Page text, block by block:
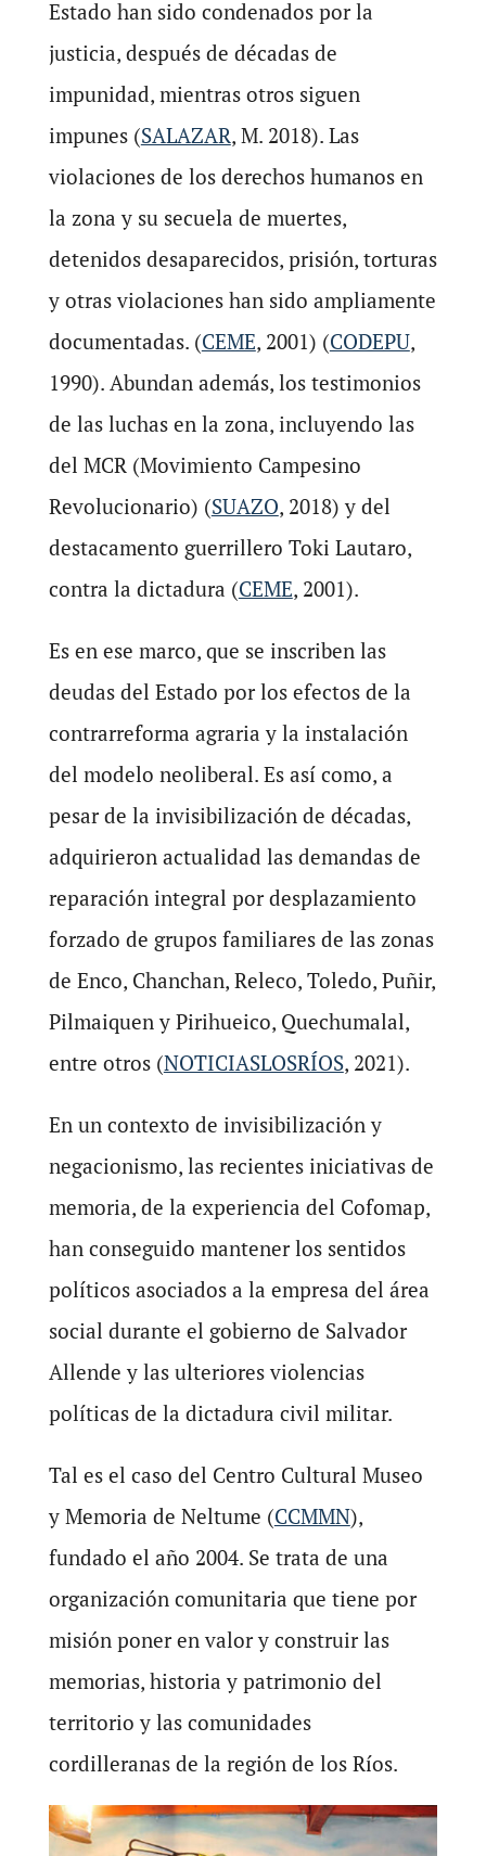
Estado han sido condenados por la
justicia, después de décadas de
impunidad, mientras otros siguen
impunes (SALAZAR, M. 2018). Las
violaciones de los derechos humanos en
la zona y su secuela de muertes,
detenidos desaparecidos, prisión, torturas
y otras violaciones han sido ampliamente
documentadas. (CEME, 2001) (CODEPU,
1990). Abundan además, los testimonios
de las luchas en la zona, incluyendo las
del MCR (Movimiento Campesino
Revolucionario) (SUAZO, 2018) y del
destacamento guerrillero Toki Lautaro,
contra la dictadura (CEME, 2001).
Es en ese marco, que se inscriben las
deudas del Estado por los efectos de la
contrarreforma agraria y la instalación
del modelo neoliberal. Es así como, a
pesar de la invisibilización de décadas,
adquirieron actualidad las demandas de
reparación integral por desplazamiento
forzado de grupos familiares de las zonas
de Enco, Chanchan, Releco, Toledo, Puñir,
Pilmaiquen y Pirihueico, Quechumalal,
entre otros (NOTICIASLOSRÍOS, 2021).
En un contexto de invisibilización y
negacionismo, las recientes iniciativas de
memoria, de la experiencia del Cofomap,
han conseguido mantener los sentidos
políticos asociados a la empresa del área
social durante el gobierno de Salvador
Allende y las ulteriores violencias
políticas de la dictadura civil militar.
Tal es el caso del Centro Cultural Museo
y Memoria de Neltume (CCMMN),
fundado el año 2004. Se trata de una
organización comunitaria que tiene por
misión poner en valor y construir las
memorias, historia y patrimonio del
territorio y las comunidades
cordilleranas de la región de los Ríos.